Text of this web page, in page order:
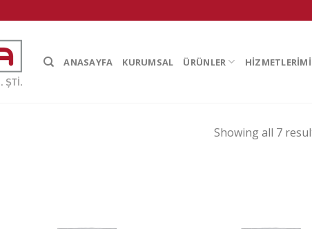
ANASAYFA KURUMSAL ÜRÜNLER
Showing all 7